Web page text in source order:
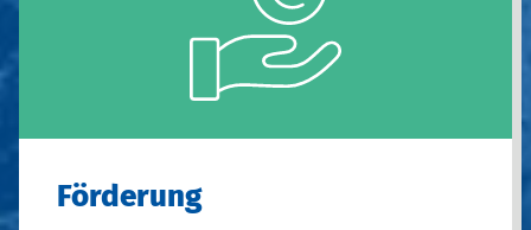
Förderung